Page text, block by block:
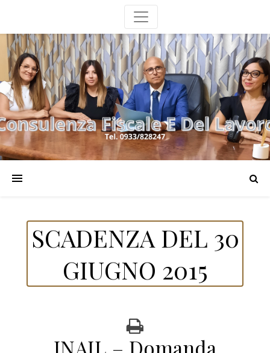
SCADENZA DEL 30
GIUGNO 2015
INAIL – Domanda